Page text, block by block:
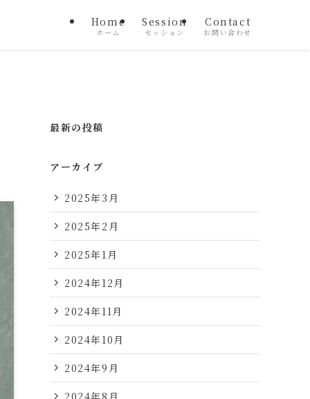
Home
ホーム
Session
セッション
Contact
お問い合わせ
最新の投稿
アーカイブ
2025年3月
2025年2月
2025年1月
2024年12月
2024年11月
2024年10月
2024年9月
2024年8月